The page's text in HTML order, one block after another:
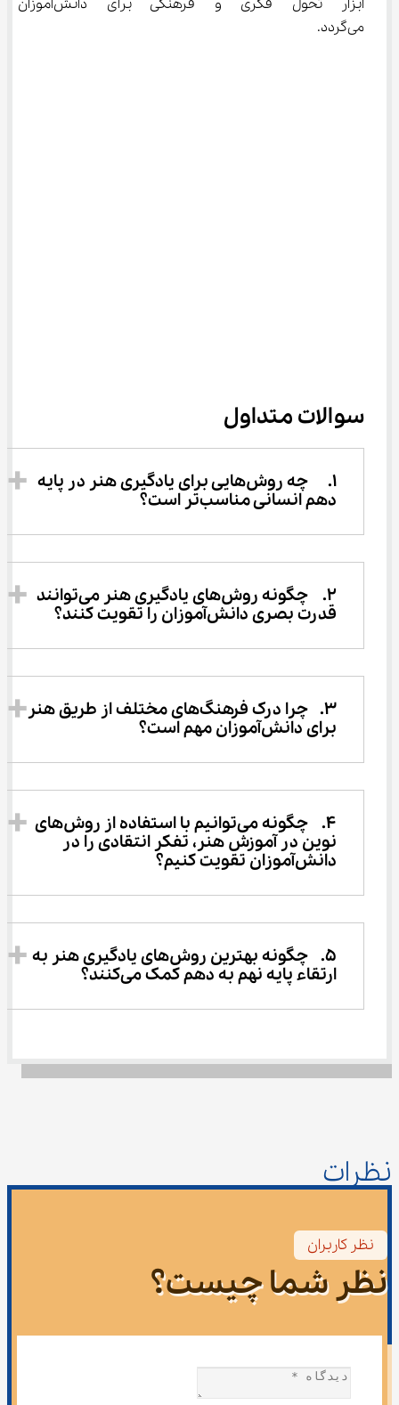
ابزار تحول فکری و فرهنگی
می‌گردد.
سوالات متداول
1.	چه روش‌هایی برای یادگیری هنر در پایه
دهم انسانی مناسب‌تر است؟
2.	چگونه روش‌های یادگیری هنر می‌توانند
قدرت بصری دانش‌آموزان را تقویت کنند؟
3.	چرا درک فرهنگ‌های مختلف از طریق هنر
برای دانش‌آموزان مهم است؟
4.	چگونه می‌توانیم با استفاده از روش‌های
نوین در آموزش هنر، تفکر انتقادی را در
دانش‌آموزان تقویت کنیم؟
5.	چگونه بهترین روش‌های یادگیری هنر به
ارتقاء پایه نهم به دهم کمک می‌کنند؟
نظرات
نظر کاربران
نظر شما چیست؟